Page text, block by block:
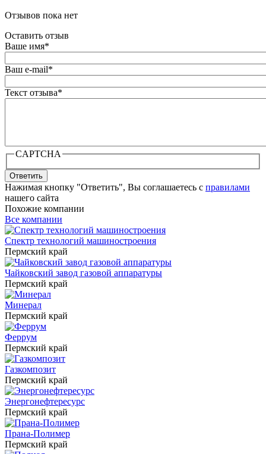
Отзывов пока нет
Оставить отзыв
Ваше имя*
Ваш e-mail*
Текст отзыва*
CAPTCHA
Ответить
Нажимая кнопку "Ответить", Вы соглашаетесь с правилами
нашего сайта
Похожие компании
Все компании
Спектр технологий машиностроения
Пермский край
Чайковский завод газовой аппаратуры
Пермский край
Минерал
Пермский край
Феррум
Пермский край
Газкомпозит
Пермский край
Энергонефтересурс
Пермский край
Прана-Полимер
Пермский край